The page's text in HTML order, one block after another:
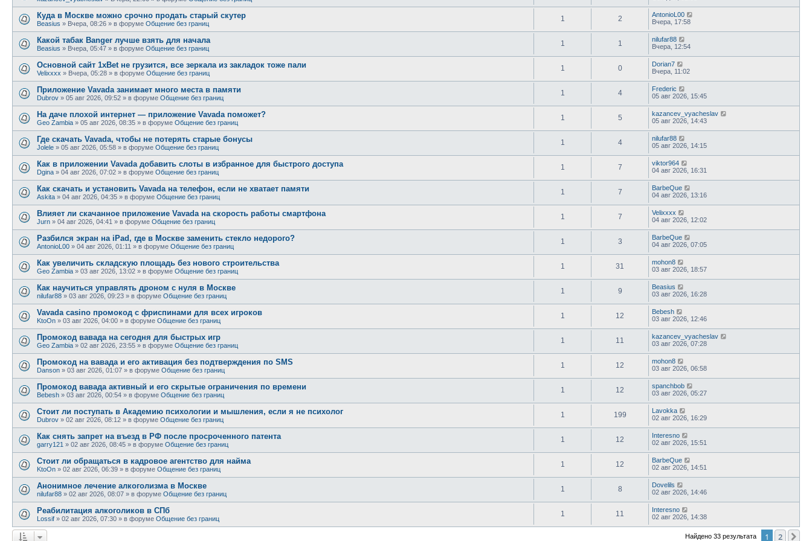
Куда в Москве можно срочно продать старый скутер
Beasius » Вчера, 08:26 » в форуме Общение без границ
1 2
AntonioL00
Вчера, 17:58
Какой табак Banger лучше взять для начала
Beasius » Вчера, 05:47 » в форуме Общение без границ
1 1
nilufar88
Вчера, 12:54
Основной сайт 1xBet не грузится, все зеркала из закладок тоже пали
Velixxxx » Вчера, 05:28 » в форуме Общение без границ
1 0
Dorian7
Вчера, 11:02
Приложение Vavada занимает много места в памяти
Dubrov » 05 авг 2026, 09:52 » в форуме Общение без границ
1 4
Frederic
05 авг 2026, 15:45
На даче плохой интернет — приложение Vavada поможет?
Geo Zambia » 05 авг 2026, 08:35 » в форуме Общение без границ
1 5
kazancev_vyacheslav
05 авг 2026, 14:43
Где скачать Vavada, чтобы не потерять старые бонусы
Jolele » 05 авг 2026, 05:58 » в форуме Общение без границ
1 4
nilufar88
05 авг 2026, 14:15
Как в приложении Vavada добавить слоты в избранное для быстрого доступа
Dgina » 04 авг 2026, 07:02 » в форуме Общение без границ
1 7
viktor964
04 авг 2026, 16:31
Как скачать и установить Vavada на телефон, если не хватает памяти
Askita » 04 авг 2026, 04:35 » в форуме Общение без границ
1 7
BarbeQue
04 авг 2026, 13:16
Влияет ли скачанное приложение Vavada на скорость работы смартфона
Jurn » 04 авг 2026, 04:41 » в форуме Общение без границ
1 7
Velixxxx
04 авг 2026, 12:02
Разбился экран на iPad, где в Москве заменить стекло недорого?
AntonioL00 » 04 авг 2026, 01:11 » в форуме Общение без границ
1 3
BarbeQue
04 авг 2026, 07:05
Как увеличить складскую площадь без нового строительства
Geo Zambia » 03 авг 2026, 13:02 » в форуме Общение без границ
1 31
mohon8
03 авг 2026, 18:57
Как научиться управлять дроном с нуля в Москве
nilufar88 » 03 авг 2026, 09:23 » в форуме Общение без границ
1 9
Beasius
03 авг 2026, 16:28
Vavada casino промокод с фриспинами для всех игроков
KtoOn » 03 авг 2026, 04:00 » в форуме Общение без границ
1 12
Bebesh
03 авг 2026, 12:46
Промокод вавада на сегодня для быстрых игр
Geo Zambia » 02 авг 2026, 23:55 » в форуме Общение без границ
1 11
kazancev_vyacheslav
03 авг 2026, 07:28
Промокод на вавада и его активация без подтверждения по SMS
Danson » 03 авг 2026, 01:07 » в форуме Общение без границ
1 12
mohon8
03 авг 2026, 06:58
Промокод вавада активный и его скрытые ограничения по времени
Bebesh » 03 авг 2026, 00:54 » в форуме Общение без границ
1 12
spanchbob
03 авг 2026, 05:27
Стоит ли поступать в Академию психологии и мышления, если я не психолог
Dubrov » 02 авг 2026, 08:12 » в форуме Общение без границ
1 199
Lavokka
02 авг 2026, 16:29
Как снять запрет на въезд в РФ после просроченного патента
garry121 » 02 авг 2026, 08:45 » в форуме Общение без границ
1 12
Interesno
02 авг 2026, 15:51
Стоит ли обращаться в кадровое агентство для найма
KtoOn » 02 авг 2026, 06:39 » в форуме Общение без границ
1 12
BarbeQue
02 авг 2026, 14:51
Анонимное лечение алкоголизма в Москве
nilufar88 » 02 авг 2026, 08:07 » в форуме Общение без границ
1 8
Dovelils
02 авг 2026, 14:46
Реабилитация алкоголиков в СПб
Lossif » 02 авг 2026, 07:30 » в форуме Общение без границ
1 11
Interesno
02 авг 2026, 14:38
Найдено 33 результата 1 2